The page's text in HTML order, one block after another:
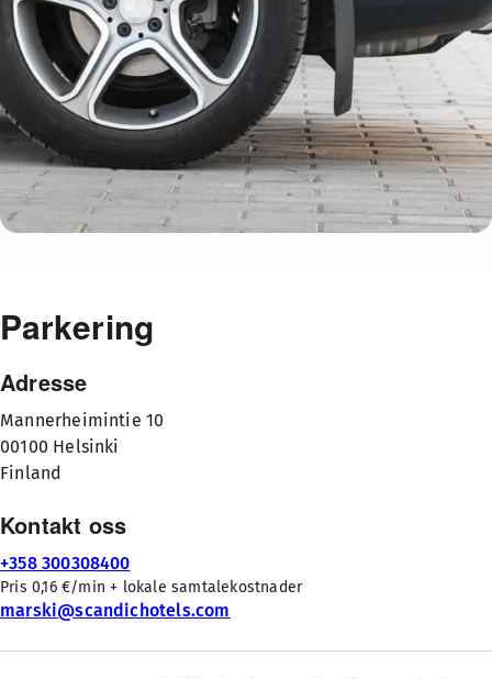
Parkering
Adresse
Mannerheimintie 10
00100 Helsinki
Finland
Kontakt oss
+358 300308400
Pris 0,16 €/min + lokale samtalekostnader
marski@scandichotels.com